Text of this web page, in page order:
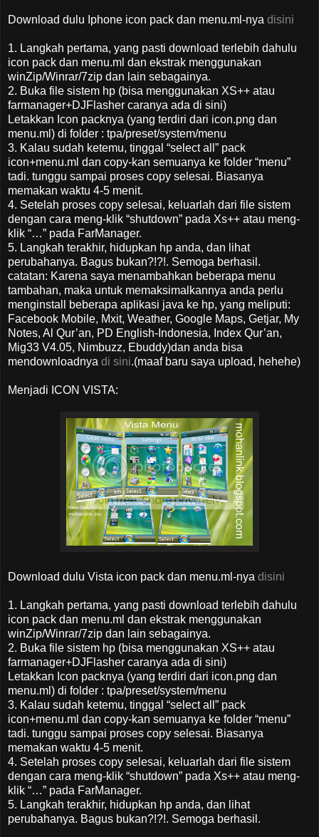
Download dulu Iphone icon pack dan menu.ml-nya disini
1. Langkah pertama, yang pasti download terlebih dahulu
icon pack dan menu.ml dan ekstrak menggunakan
winZip/Winrar/7zip dan lain sebagainya.
2. Buka file sistem hp (bisa menggunakan XS++ atau
farmanager+DJFlasher caranya ada di sini)
Letakkan Icon packnya (yang terdiri dari icon.png dan
menu.ml) di folder : tpa/preset/system/menu
3. Kalau sudah ketemu, tinggal “select all” pack
icon+menu.ml dan copy-kan semuanya ke folder “menu”
tadi. tunggu sampai proses copy selesai. Biasanya
memakan waktu 4-5 menit.
4. Setelah proses copy selesai, keluarlah dari file sistem
dengan cara meng-klik “shutdown” pada Xs++ atau meng-
klik “…” pada FarManager.
5. Langkah terakhir, hidupkan hp anda, dan lihat
perubahanya. Bagus bukan?!?!. Semoga berhasil.
catatan: Karena saya menambahkan beberapa menu
tambahan, maka untuk memaksimalkannya anda perlu
menginstall beberapa aplikasi java ke hp, yang meliputi:
Facebook Mobile, Mxit, Weather, Google Maps, Getjar, My
Notes, Al Qur’an, PD English-Indonesia, Index Qur’an,
Mig33 V4.05, Nimbuzz, Ebuddy)dan anda bisa
mendownloadnya di sini.(maaf baru saya upload, hehehe)
Menjadi ICON VISTA:
Download dulu Vista icon pack dan menu.ml-nya disini
1. Langkah pertama, yang pasti download terlebih dahulu
icon pack dan menu.ml dan ekstrak menggunakan
winZip/Winrar/7zip dan lain sebagainya.
2. Buka file sistem hp (bisa menggunakan XS++ atau
farmanager+DJFlasher caranya ada di sini)
Letakkan Icon packnya (yang terdiri dari icon.png dan
menu.ml) di folder : tpa/preset/system/menu
3. Kalau sudah ketemu, tinggal “select all” pack
icon+menu.ml dan copy-kan semuanya ke folder “menu”
tadi. tunggu sampai proses copy selesai. Biasanya
memakan waktu 4-5 menit.
4. Setelah proses copy selesai, keluarlah dari file sistem
dengan cara meng-klik “shutdown” pada Xs++ atau meng-
klik “…” pada FarManager.
5. Langkah terakhir, hidupkan hp anda, dan lihat
perubahanya. Bagus bukan?!?!. Semoga berhasil.